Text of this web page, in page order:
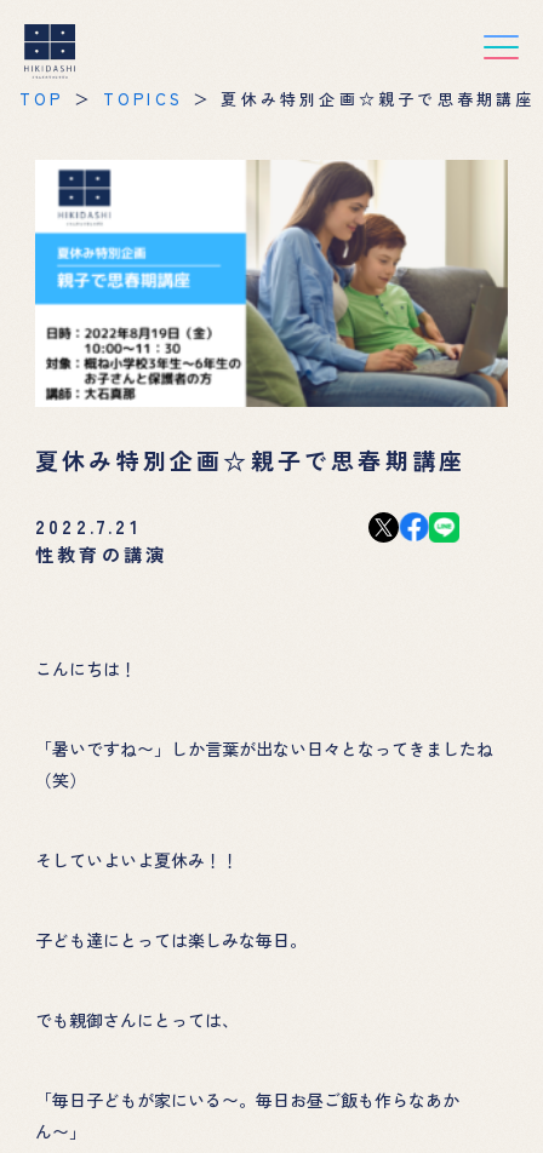
TOP TOPICS 夏休み特別企画☆親子で思春期講座
夏休み特別企画☆親子で思春期講座
2022.7.21
性教育の講演
こんにちは！
「暑いですね〜」しか言葉が出ない日々となってきましたね
（笑）
そしていよいよ夏休み！！
子ども達にとっては楽しみな毎日。
でも親御さんにとっては、
「毎日子どもが家にいる〜。毎日お昼ご飯も作らなあか
ん〜」